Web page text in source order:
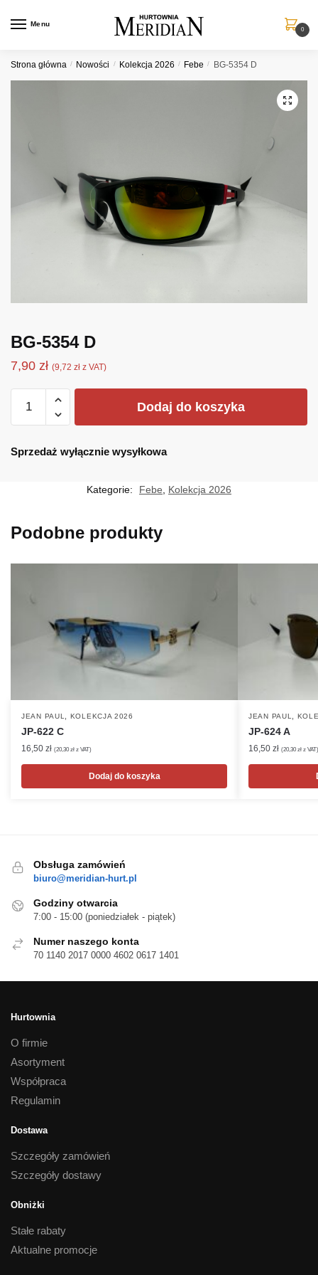
Menu
0
Strona główna / Nowości / Kolekcja 2026 / Febe / BG-5354 D
BG-5354 D
7,90 zł (9,72 zł z VAT)
BG-
D
Dodaj do koszyka
Sprzedaż wyłącznie wysyłkowa
Kategorie: Febe, Kolekcja 2026
Podobne produkty
JEAN PAUL, KOLEKCJA 2026
JP-622 C
16,50 zł (20,30 zł z VAT)
Dodaj do koszyka
JEAN PAUL,
JP-624 A
16,50 zł (20,30 zł z VAT)
Obsługa zamówień
biuro@meridian-hurt.pl
Godziny otwarcia
7:00 - 15:00 (poniedziałek - piątek)
Numer naszego konta
70 1140 2017 0000 4602 0617 1401
Hurtownia
O firmie
Asortyment
Współpraca
Regulamin
Dostawa
Szczegóły zamówień
Szczegóły dostawy
Obniżki
Stałe rabaty
Aktualne promocje